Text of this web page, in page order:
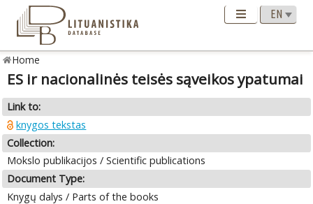
Home
ES ir nacionalinės teisės sąveikos ypatumai
Link to:
knygos tekstas
Collection:
Mokslo publikacijos / Scientific publications
Document Type:
Knygų dalys / Parts of the books